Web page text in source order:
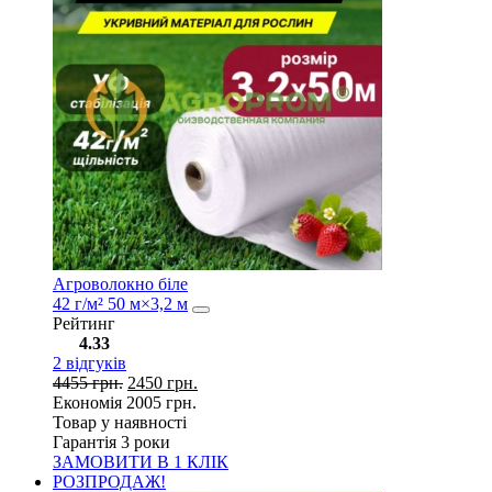
Агроволокно біле
42 г/м² 50 м×3,2 м
Рейтинг
4.33
2 відгуків
4455грн. 2450 грн.
Економія 2005 грн.
Товар у наявності
Гарантія 3 роки
ЗАМОВИТИ В 1 КЛІК
РОЗПРОДАЖ!